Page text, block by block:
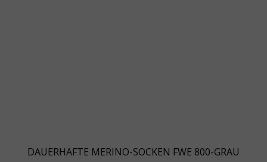
DAUERHAFTE MERINO-SOCKEN FWE 800-GRAU